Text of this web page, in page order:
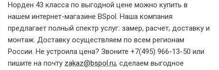
Норден 43 класса по выгодной цене можно купить в
нашем интернет-магазине BSpol. Наша компания
предлагает полный спектр услуг: замер, расчет, доставку и
монтаж. Доставку осуществляем по всем регионам
России. Не устроила цена? Звоните +7(495) 966-13-50 или
пишите на почту zakaz@bspol.ru, сделаем выгодное